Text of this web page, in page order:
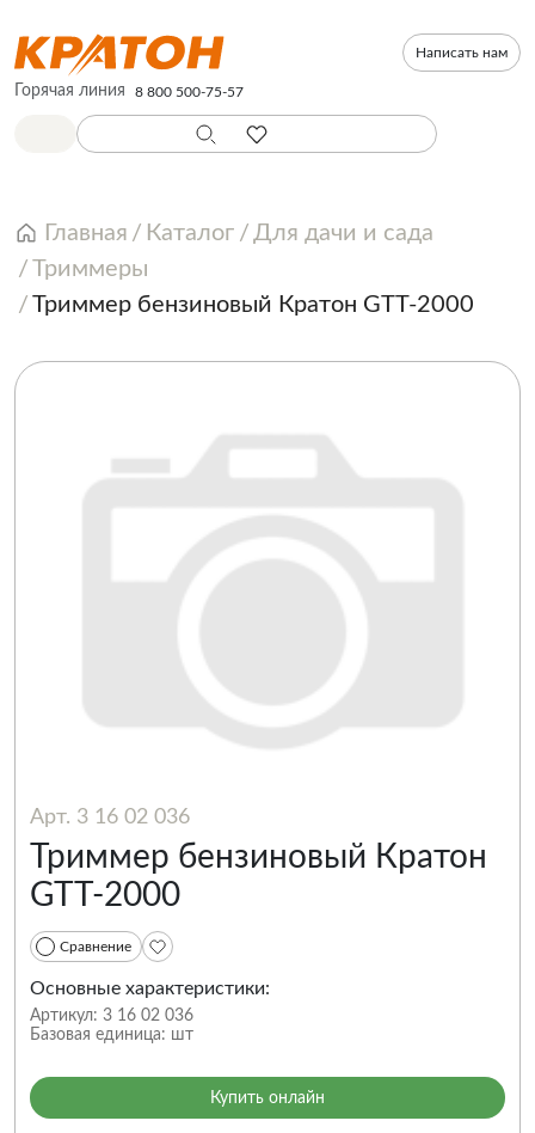
Написать нам
Горячая линия 8 800 500-75-57
Главная Каталог
Для дачи и сада
Триммеры
Триммер бензиновый Кратон GTT-2000
Арт. 3 16 02 036
Триммер бензиновый Кратон
GTT-2000
Сравнение
Основные характеристики:
Артикул: 3 16 02 036
Базовая единица: шт
Купить онлайн